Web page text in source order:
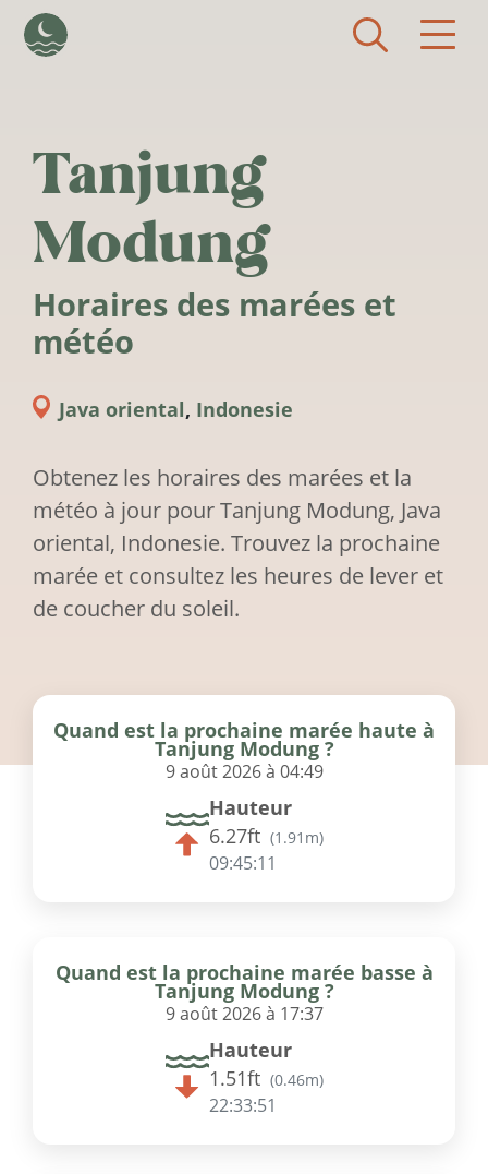
Tanjung
Modung
Horaires des marées et
météo
Java oriental, Indonesie
Obtenez les horaires des marées et la
météo à jour pour Tanjung Modung, Java
oriental, Indonesie. Trouvez la prochaine
marée et consultez les heures de lever et
de coucher du soleil.
Quand est la prochaine marée haute à
Tanjung Modung ?
9 août 2026 à 04:49
Hauteur
6.27ft (1.91m)
09:45:11
Quand est la prochaine marée basse à
Tanjung Modung ?
9 août 2026 à 17:37
Hauteur
1.51ft (0.46m)
22:33:51